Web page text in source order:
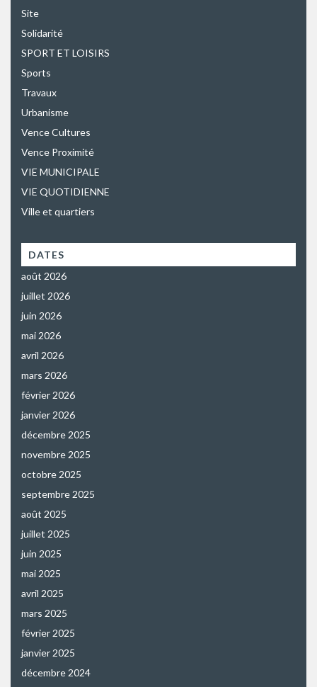
Site
Solidarité
SPORT ET LOISIRS
Sports
Travaux
Urbanisme
Vence Cultures
Vence Proximité
VIE MUNICIPALE
VIE QUOTIDIENNE
Ville et quartiers
DATES
août 2026
juillet 2026
juin 2026
mai 2026
avril 2026
mars 2026
février 2026
janvier 2026
décembre 2025
novembre 2025
octobre 2025
septembre 2025
août 2025
juillet 2025
juin 2025
mai 2025
avril 2025
mars 2025
février 2025
janvier 2025
décembre 2024